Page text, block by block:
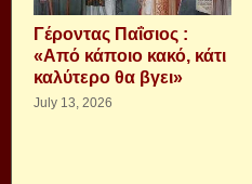
Γέροντας Παΐσιος :
«Από κάποιο κακό, κάτι
καλύτερο θα βγει»
July 13, 2026